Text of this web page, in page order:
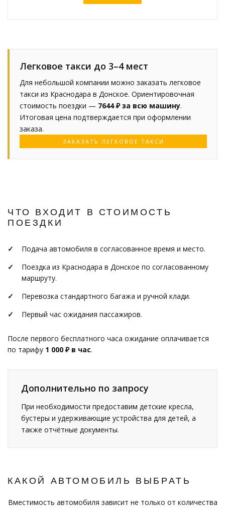
Легковое такси до 3–4 мест
Для небольшой компании можно заказать легковое
такси из Краснодара в Донское. Ориентировочная
стоимость поездки — 7644 ₽ за всю машину.
Итоговая цена подтверждается при оформлении
заказа.
ЗАКАЗАТЬ ЛЕГКОВОЕ ТАКСИ
ЧТО ВХОДИТ В СТОИМОСТЬ
ПОЕЗДКИ
Подача автомобиля в согласованное время и место.
Поездка из Краснодара в Донское по согласованному
маршруту.
Перевозка стандартного багажа и ручной клади.
Первый час ожидания пассажиров.
После первого бесплатного часа ожидание оплачивается
по тарифу 1 000 ₽ в час.
Дополнительно по запросу
При необходимости предоставим детские кресла,
бустеры и удерживающие устройства для детей, а
также отчётные документы.
КАКОЙ АВТОМОБИЛЬ ВЫБРАТЬ
Вместимость автомобиля зависит не только от количества